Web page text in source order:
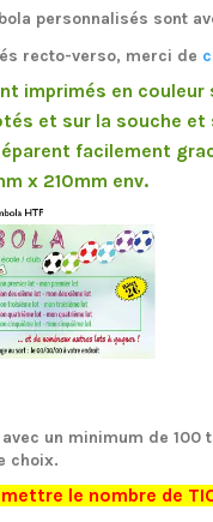
personnalisés sont
recto-verso, merci de
imprimés en couleur
et sur la souche et
facilement
x 210mm env.
un minimum de 100
choix.
le nombre de